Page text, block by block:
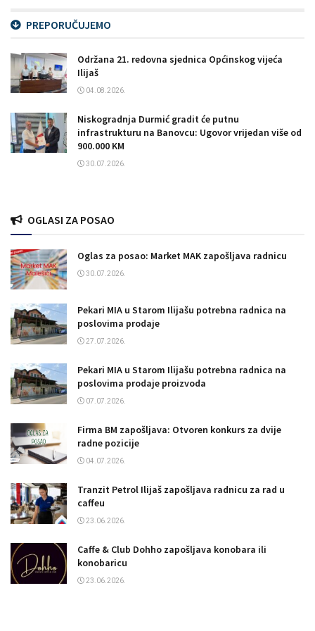
PREPORUČUJEMO
Održana 21. redovna sjednica Općinskog vijeća
Ilijaš
04.08.2026.
Niskogradnja Durmić gradit će putnu
infrastrukturu na Banovcu: Ugovor vrijedan više od
900.000 KM
30.07.2026.
OGLASI ZA POSAO
Oglas za posao: Market MAK zapošljava radnicu
30.07.2026.
Pekari MIA u Starom Ilijašu potrebna radnica na
poslovima prodaje
27.07.2026.
Pekari MIA u Starom Ilijašu potrebna radnica na
poslovima prodaje proizvoda
07.07.2026.
Firma BM zapošljava: Otvoren konkurs za dvije
radne pozicije
04.07.2026.
Tranzit Petrol Ilijaš zapošljava radnicu za rad u
caffeu
23.06.2026.
Caffe & Club Dohho zapošljava konobara ili
konobaricu
23.06.2026.